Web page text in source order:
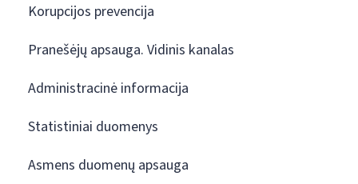
Korupcijos prevencija
Pranešėjų apsauga. Vidinis kanalas
Administracinė informacija
Statistiniai duomenys
Asmens duomenų apsauga